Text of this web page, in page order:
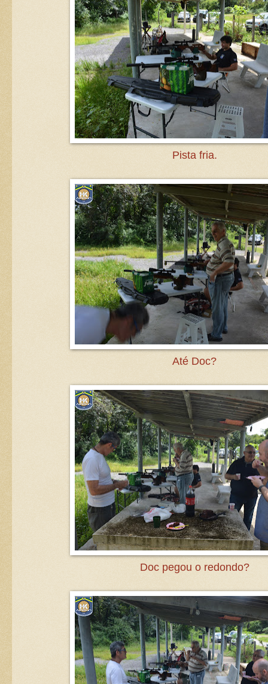
Pista fria.
Até Doc?
Doc pegou o redondo?